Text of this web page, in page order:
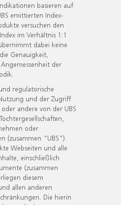
basieren auf
emittierten Index-
versuchen den
im Verhältnis 1:1
dabei keine
Genauigkeit,
der
regulatorische
und der Zugriff
andere von der UBS
oder
(zusammen "UBS")
Webseiten und alle
einschließlich
(zusammen
diesem
allen anderen
Die hierin